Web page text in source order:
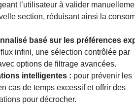
l’utilisateur à valider
section, réduisant ainsi la
basé sur les préférences
infini, une sélection contrôlée par
options de filtrage avancées.
intelligentes : pour prévenir les
cas de temps excessif et offrir des
pour décrocher.